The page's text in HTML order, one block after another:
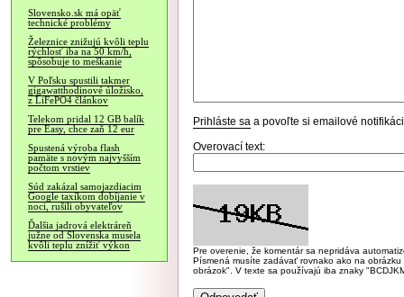
Slovensko.sk má opäť
technické problémy
Železnice znižujú kvôli teplu
rýchlosť iba na 50 km/h,
spôsobuje to meškanie
V Poľsku spustili takmer
gigawatthodinové úložisko,
z LiFePO4 článkov
Telekom pridal 12 GB balík
pre Easy, chce zaň 12 eur
Spustená výroba flash
pamäte s novým najvyšším
počtom vrstiev
Súd zakázal samojazdiacim
Google taxíkom dobíjanie v
noci, rušili obyvateľov
Ďalšia jadrová elektráreň
južne od Slovenska musela
kvôli teplu znížiť výkon
Prihláste sa a povoľte si emailové
Overovací text:
Pre overenie, že komentár sa nepridáva
Písmená musíte zadávať rovnako ako na
obrázok". V texte sa používajú iba znaky